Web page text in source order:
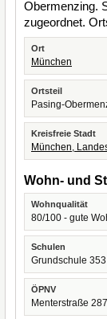
Obermenzing.
zugeordnet.
Ort
München
Ortsteil
Pasing-
Kreisfreie Stadt
München,
Wohn- und
Wohnqualität
80/100 - gute
Schulen
Grundschule
ÖPNV
Menterstraße